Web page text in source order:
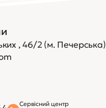
, 46/2 (м. Печерська)
Сервісний центр